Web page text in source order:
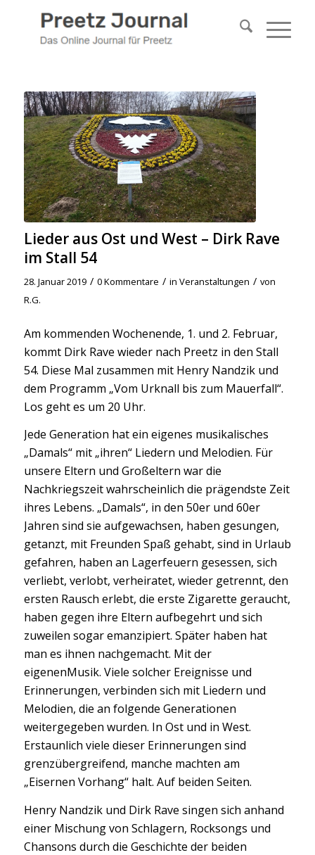
Lieder aus Ost und West – Dirk Rave
im Stall 54
28. Januar 2019 / 0 Kommentare / in Veranstaltungen / von
R.G.
Am kommenden Wochenende, 1. und 2. Februar,
kommt Dirk Rave wieder nach Preetz in den Stall
54. Diese Mal zusammen mit Henry Nandzik und
dem Programm „Vom Urknall bis zum Mauerfall“.
Los geht es um 20 Uhr.
Jede Generation hat ein eigenes musikalisches
„Damals“ mit „ihren“ Liedern und Melodien. Für
unsere Eltern und Großeltern war die
Nachkriegszeit wahrscheinlich die prägendste Zeit
ihres Lebens. „Damals“, in den 50er und 60er
Jahren sind sie aufgewachsen, haben gesungen,
getanzt, mit Freunden Spaß gehabt, sind in Urlaub
gefahren, haben an Lagerfeuern gesessen, sich
verliebt, verlobt, verheiratet, wieder getrennt, den
ersten Rausch erlebt, die erste Zigarette geraucht,
haben gegen ihre Eltern aufbegehrt und sich
zuweilen sogar emanzipiert. Später haben hat
man es ihnen nachgemacht. Mit der
eigenenMusik. Viele solcher Ereignisse und
Erinnerungen, verbinden sich mit Liedern und
Melodien, die an folgende Generationen
weitergegeben wurden. In Ost und in West.
Erstaunlich viele dieser Erinnerungen sind
grenzübergreifend, manche machten am
„Eisernen Vorhang“ halt. Auf beiden Seiten.
Henry Nandzik und Dirk Rave singen sich anhand
einer Mischung von Schlagern, Rocksongs und
Chansons durch die Geschichte der beiden